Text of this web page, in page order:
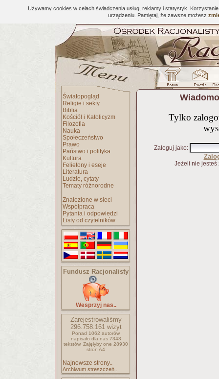
Używamy cookies w celach świadczenia usług, reklamy i statystyk.
urządzeniu. Pamiętaj, że zawsze możesz
Światopogląd
Religie i sekty
Biblia
Kościół i Katolicyzm
Filozofia
Nauka
Społeczeństwo
Prawo
Państwo i polityka
Kultura
Felietony i eseje
Literatura
Ludzie, cytaty
Tematy różnorodne
Znalezione w sieci
Współpraca
Pytania i odpowiedzi
Listy od czytelników
Fundusz Racjonalisty
Wesprzyj nas..
Zarejestrowaliśmy
296.758.161wizyt
Ponad 1062 autorów
napisało dla nas 7343
tekstów. Zajęłyby one 28930
stron A4
Najnowsze strony..
Archiwum streszczeń..
Tylko
Zaloguj jako:
Jeżeli nie